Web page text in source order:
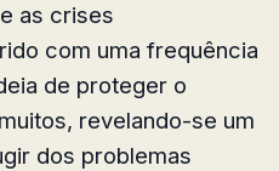
as crises
com uma frequência
de proteger o
revelando-se um
dos problemas